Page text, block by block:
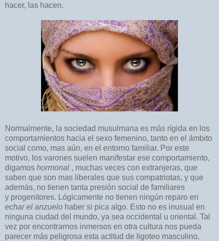
hacer, las hacen.
Normalmente, la sociedad musulmana es más rígida en los
comportamientos hacia el sexo femenino, tanto en el ámbito
social como, mas aún, en el entorno familiar. Por este
motivo, los varones suelen manifestar ese comportamiento,
digamos hormonal , muchas veces con extranjeras, que
saben que son mas liberales que sus compatriotas, y que
además, no tienen tanta presión social de familiares
y progenitores. Lógicamente no tienen ningún reparo en
echar el anzuelo haber si pica algo. Esto no es inusual en
ninguna ciudad del mundo, ya sea occidental u oriental. Tal
vez por encontrarnos inmersos en otra cultura nos pueda
parecer más peligrosa esta actitud de ligoteo masculino,